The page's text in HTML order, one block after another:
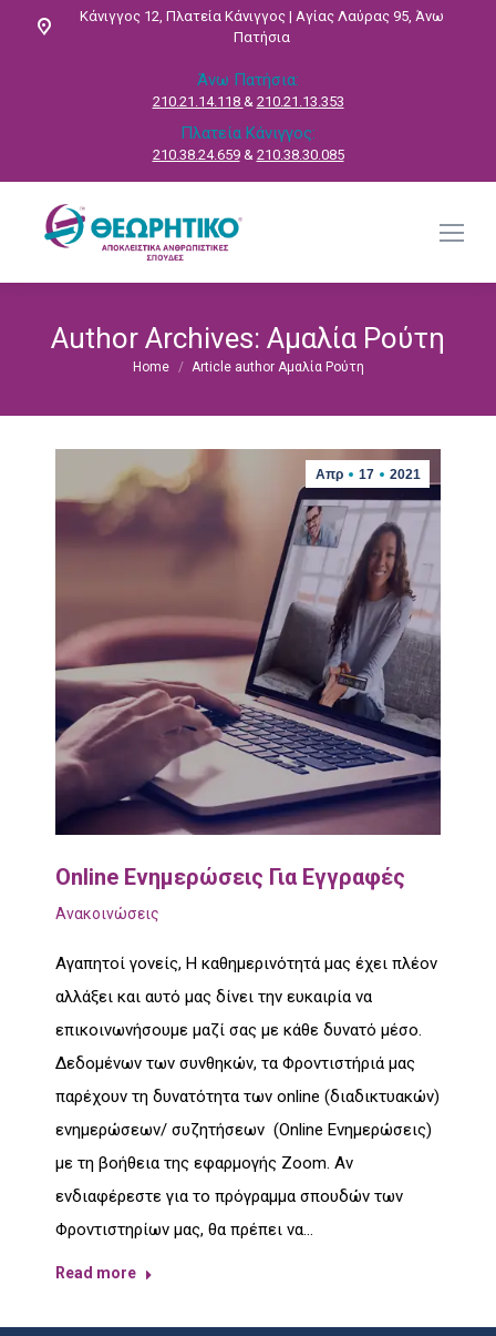
Κάνιγγος 12, Πλατεία Κάνιγγος | Αγίας Λαύρας 95, Άνω
Πατήσια
Άνω Πατήσια:
210.21.14.118 & 210.21.13.353
Πλατεία Κάνιγγος:
210.38.24.659& 210.38.30.085
Author Archives: Αμαλία Ρούτη
You are here:
Home Article author Αμαλία Ρούτη
Απρ 17 2021
Online Ενημερώσεις Για Εγγραφές
Ανακοινώσεις
Αγαπητοί γονείς, Η καθημερινότητά μας έχει πλέον
αλλάξει και αυτό μας δίνει την ευκαιρία να
επικοινωνήσουμε μαζί σας με κάθε δυνατό μέσο.
Δεδομένων των συνθηκών, τα Φροντιστήριά μας
παρέχουν τη δυνατότητα των online (διαδικτυακών)
ενημερώσεων/ συζητήσεων (Online Ενημερώσεις)
με τη βοήθεια της εφαρμογής Zoom. Αν
ενδιαφέρεστε για το πρόγραμμα σπουδών των
Φροντιστηρίων μας, θα πρέπει να…
Read more